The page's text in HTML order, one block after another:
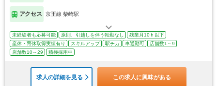
アクセス 京王線 柴崎駅
未経験者も応募可能 原則、引越しを伴う転勤なし
残業月10ｈ以下
産休・育休取得実績有り
スキルアップ 駅チカ 車通勤可
店舗数1～9
店舗数10～29
積極採用中
求人の詳細を見る この求人に興味がある